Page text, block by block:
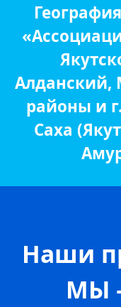
Алданский,
районы и
Саха
Наши
МЫ